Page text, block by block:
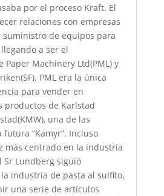
por el proceso Kraft. El
relaciones con empresas
suministro de equipos para
a ser el
Paper Machinery Ltd(PML) y
PML era la única
para vender en
productos de Karlstad
una de las
“Kamyr”. Incluso
más centrado en la industria
Sr Lundberg siguió
industria de pasta al sulfito,
una serie de artículos